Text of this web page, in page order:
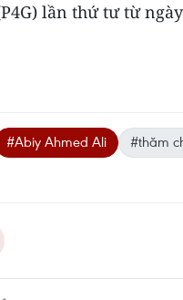
lần thứ tư từ
#Abiy Ahmed Ali #thăm